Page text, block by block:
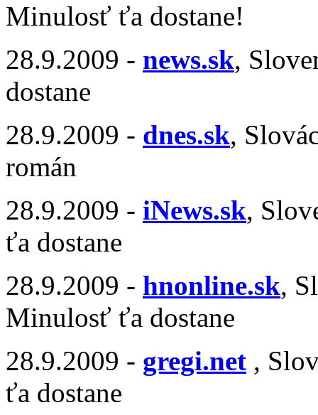
Minulosť ťa dostane!
28.9.2009 - news.sk,
dostane
28.9.2009 - dnes.sk,
román
28.9.2009 - iNews.sk,
ťa dostane
28.9.2009 - hnonline.sk,
Minulosť ťa dostane
28.9.2009 - gregi.net ,
ťa dostane